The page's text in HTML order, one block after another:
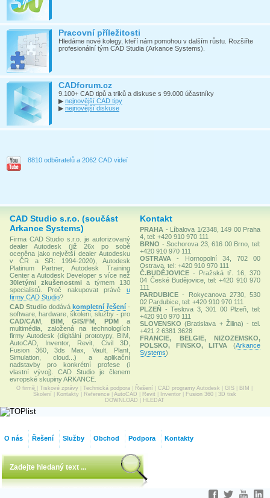
Pracovní příležitosti
Hledáme nové kolegy, kteří nám pomohou v dalším růstu. Rozšiřte
profesionální tým CAD Studia (Arkance Systems).
CADforum.cz
9.100+ CAD tipů a triků a diskuse s 99.000 účastníky
▶ nejnovější CAD tipy
▶ nejnovější diskuse
8810 odběratelů a 2062 CAD videí
CAD Studio s.r.o. (součást
Arkance Systems)
Firma CAD Studio s.r.o. je autorizovaný
dealer Autodesk (již 26x po sobě
oceněna jako největší dealer Autodesku
v ČR a SR: 1994-2020), Autodesk
Platinum Partner, Autodesk Training
Center a Autodesk Developer s více než
30letými zkušenostmia týmem 130
specialistů. Proč nakupovat právě u
firmy CAD Studio?
CAD Studio dodávákompletní řešení-
software, hardware, školení, služby - pro
CAD/CAM
BIM,GIS/FM ,PDM a
multimédia, založená na technologiích
firmy Autodesk (digitální prototypy, BIM,
AutoCAD, Inventor, Revit, Civil 3D,
Fusion 360, 3ds Max, Vault, Plant,
Simulation, cloud...) a aplikační
nadstavby pro konkrétní profese (i
vlastní vývoj). CAD Studio je členem
evropské skupiny ARKANCE.
Kontakt
PRAHA - Líbalova 1/2348, 149 00 Praha
4, tel: +420 910 970 111
BRNO - Sochorova 23, 616 00 Brno, tel:
+420 910 970 111
OSTRAVA
- Hornopolní 34, 702 00
Ostrava, tel: +420 910 970 111
Č.BUDĚJOVICE - Pražská tř. 16, 370
04 České Budějovice, tel: +420 910 970
111
PARDUBICE - Rokycanova 2730, 530
02 Pardubice, tel: +420 910 970 111
PLZEŇ - Teslova 3, 301 00 Plzeň, tel:
+420 910 970 111
SLOVENSKO (Bratislava + Žilina) - tel.
+421 2 6381 3628
FRANCIE, BELGIE, NIZOZEMSKO,
POLSKO, FINSKO, LITVA
(Arkance
Systems)
O firmě Tiskové zprávy Technická podpora Řešení CAD programy Autodesk GIS BIM
Školení
Kontakty Reference| AutoCAD Revit Inventor| Fusion 360| 3D tisk
DOWNLOAD
HLEDAT
O nás Řešení Služby Obchod Podpora Kontakty